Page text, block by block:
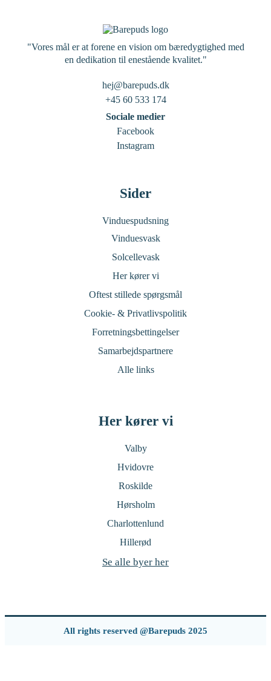
"Vores mål er at forene en vision om bæredygtighed med
en dedikation til enestående kvalitet."
hej@barepuds.dk
+45 60 533 174
Sociale medier
Facebook
Instagram
Sider
Vinduespudsning
Vinduesvask
Solcellevask
Her kører vi
Oftest stillede spørgsmål
Cookie- & Privatlivspolitik
Forretningsbettingelser
Samarbejdspartnere
Alle links
Her kører vi
Valby
Hvidovre
Roskilde
Hørsholm
Charlottenlund
Hillerød
Se alle byer her
All rights reserved @Barepuds 2025